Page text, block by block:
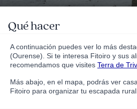
Qué hacer
A continuación puedes ver lo más
(Ourense). Si te interesa Fitoiro y sus
recomendamos que visites Terra de
Más abajo, en el mapa, podrás ver
Fitoiro para organizar tu escapada rural.